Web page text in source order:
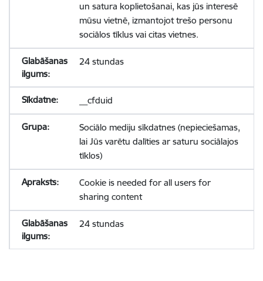
un satura koplietošanai, kas jūs interesē
mūsu vietnē, izmantojot trešo personu
sociālos tīklus vai citas vietnes.
24 stundas
__cfduid
Sociālo mediju sīkdatnes (nepieciešamas,
lai Jūs varētu dalīties ar saturu sociālajos
tīklos)
Cookie is needed for all users for
sharing content
24 stundas